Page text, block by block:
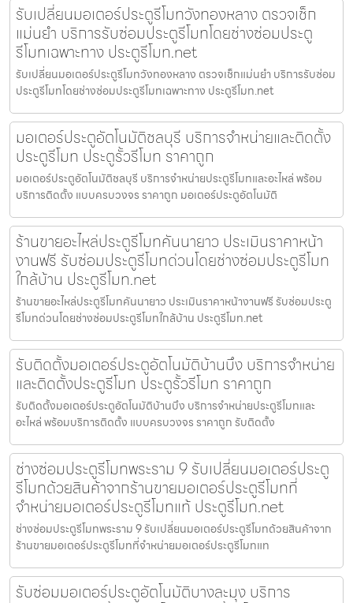
รับเปลี่ยนมอเตอร์ประตูรีโมทวังทองหลาง ตรวจเช็ก
แม่นยำ บริการรับซ่อมประตูรีโมทโดยช่างซ่อมประตู
รีโมทเฉพาะทาง ประตูรีโมท.net
รับเปลี่ยนมอเตอร์ประตูรีโมทวังทองหลาง ตรวจเช็กแม่นยำ บริการรับซ่อม
ประตูรีโมทโดยช่างซ่อมประตูรีโมทเฉพาะทาง ประตูรีโมท.net
มอเตอร์ประตูอัตโนมัติชลบุรี บริการจำหน่ายและติดตั้ง
ประตูรีโมท ประตูรั้วรีโมท ราคาถูก
มอเตอร์ประตูอัตโนมัติชลบุรี บริการจำหน่ายประตูรีโมทและอะไหล่ พร้อม
บริการติดตั้ง แบบครบวงจร ราคาถูก มอเตอร์ประตูอัตโนมัติ
ร้านขายอะไหล่ประตูรีโมทคันนายาว ประเมินราคาหน้า
งานฟรี รับซ่อมประตูรีโมทด่วนโดยช่างซ่อมประตูรีโมท
ใกล้บ้าน ประตูรีโมท.net
ร้านขายอะไหล่ประตูรีโมทคันนายาว ประเมินราคาหน้างานฟรี รับซ่อมประตู
รีโมทด่วนโดยช่างซ่อมประตูรีโมทใกล้บ้าน ประตูรีโมท.net
รับติดตั้งมอเตอร์ประตูอัตโนมัติบ้านบึง บริการจำหน่าย
และติดตั้งประตูรีโมท ประตูรั้วรีโมท ราคาถูก
รับติดตั้งมอเตอร์ประตูอัตโนมัติบ้านบึง บริการจำหน่ายประตูรีโมทและ
อะไหล่ พร้อมบริการติดตั้ง แบบครบวงจร ราคาถูก รับติดตั้ง
ช่างซ่อมประตูรีโมทพระราม 9 รับเปลี่ยนมอเตอร์ประตู
รีโมทด้วยสินค้าจากร้านขายมอเตอร์ประตูรีโมทที่
จำหน่ายมอเตอร์ประตูรีโมทแท้ ประตูรีโมท.net
ช่างซ่อมประตูรีโมทพระราม 9 รับเปลี่ยนมอเตอร์ประตูรีโมทด้วยสินค้าจาก
ร้านขายมอเตอร์ประตูรีโมทที่จำหน่ายมอเตอร์ประตูรีโมทแท
รับซ่อมมอเตอร์ประตูอัตโนมัติบางละมุง บริการ